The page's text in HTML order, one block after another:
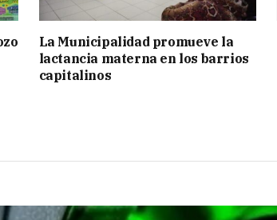
La Municipalidad promueve la
lactancia materna en los barrios
capitalinos